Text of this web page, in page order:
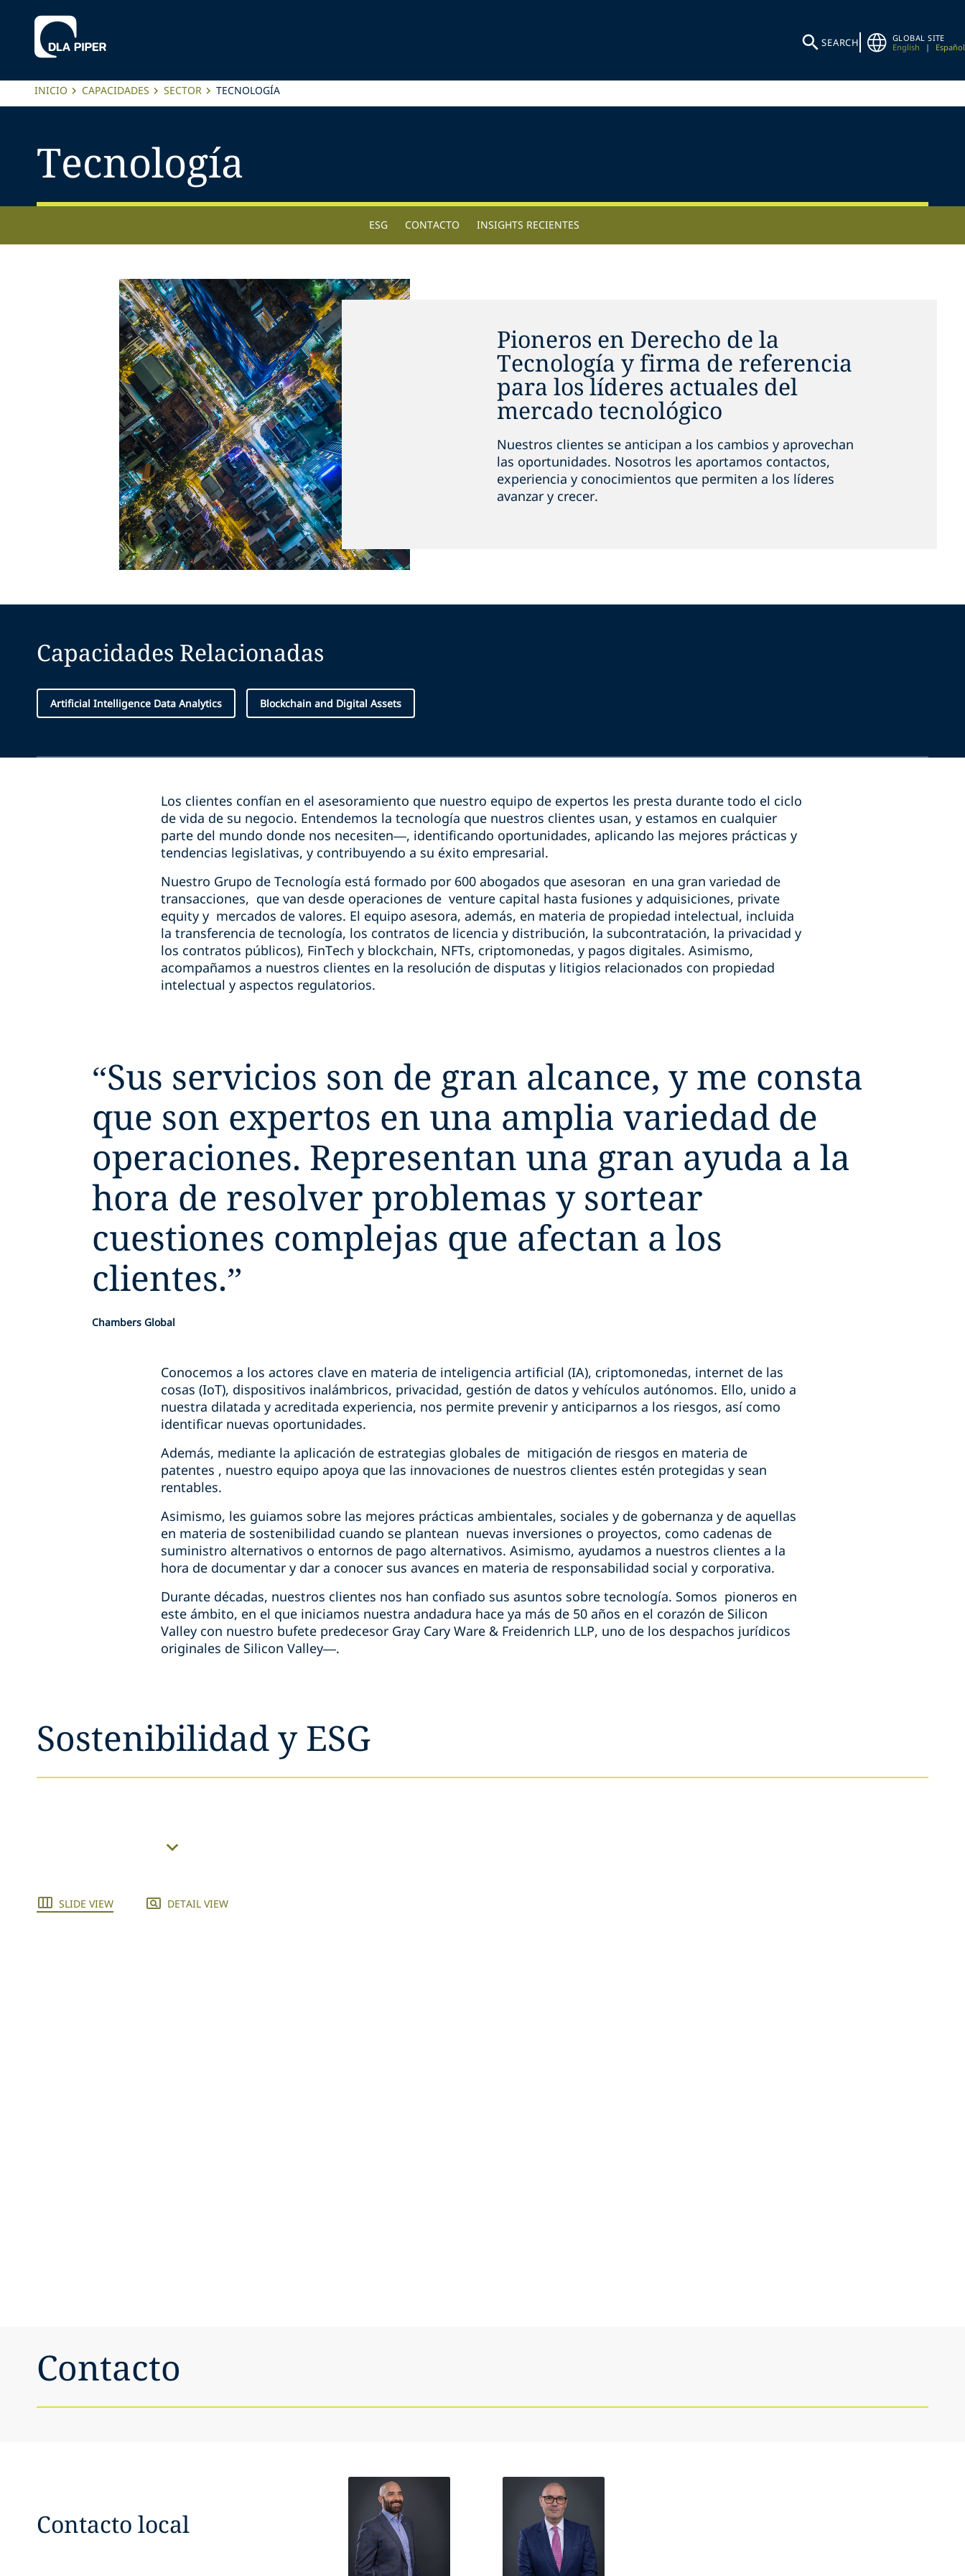
SEARCH
GLOBAL SITE
English
| Español
INICIO CAPACIDADES SECTOR TECNOLOGÍA
Tecnología
ESG CONTACTO INSIGHTS RECIENTES
Pioneros en Derecho de la
Tecnología y firma de referencia
para los líderes actuales del
mercado tecnológico
Nuestros clientes se anticipan a los cambios y aprovechan
las oportunidades. Nosotros les aportamos contactos,
experiencia y conocimientos que permiten a los líderes
avanzar y crecer.
Capacidades Relacionadas
Artificial Intelligence Data Analytics Blockchain and Digital Assets
Los clientes confían en el asesoramiento que nuestro equipo de expertos les presta durante todo el ciclo
de vida de su negocio. Entendemos la tecnología que nuestros clientes usan, y estamos en cualquier
parte del mundo donde nos necesiten—, identificando oportunidades, aplicando las mejores prácticas y
tendencias legislativas, y contribuyendo a su éxito empresarial.
Nuestro Grupo de Tecnología está formado por 600 abogados que asesoran en una gran variedad de
transacciones, que van desde operaciones de venture capital hasta fusiones y adquisiciones, private
equity y mercados de valores. El equipo asesora, además, en materia de propiedad intelectual, incluida
la transferencia de tecnología, los contratos de licencia y distribución, la subcontratación, la privacidad y
los contratos públicos), FinTech y blockchain, NFTs, criptomonedas, y pagos digitales. Asimismo,
acompañamos a nuestros clientes en la resolución de disputas y litigios relacionados con propiedad
intelectual y aspectos regulatorios.
“Sus servicios son de gran alcance, y me consta
que son expertos en una amplia variedad de
operaciones. Representan una gran ayuda a la
hora de resolver problemas y sortear
cuestiones complejas que afectan a los
clientes.”
Chambers Global
Conocemos a los actores clave en materia de inteligencia artificial (IA), criptomonedas, internet de las
cosas (IoT), dispositivos inalámbricos, privacidad, gestión de datos y vehículos autónomos. Ello, unido a
nuestra dilatada y acreditada experiencia, nos permite prevenir y anticiparnos a los riesgos, así como
identificar nuevas oportunidades.
Además, mediante la aplicación de estrategias globales de mitigación de riesgos en materia de
patentes , nuestro equipo apoya que las innovaciones de nuestros clientes estén protegidas y sean
rentables.
Asimismo, les guiamos sobre las mejores prácticas ambientales, sociales y de gobernanza y de aquellas
en materia de sostenibilidad cuando se plantean nuevas inversiones o proyectos, como cadenas de
suministro alternativos o entornos de pago alternativos. Asimismo, ayudamos a nuestros clientes a la
hora de documentar y dar a conocer sus avances en materia de responsabilidad social y corporativa.
Durante décadas, nuestros clientes nos han confiado sus asuntos sobre tecnología. Somos pioneros en
este ámbito, en el que iniciamos nuestra andadura hace ya más de 50 años en el corazón de Silicon
Valley con nuestro bufete predecesor Gray Cary Ware & Freidenrich LLP, uno de los despachos jurídicos
originales de Silicon Valley—.
Sostenibilidad y ESG
SLIDE VIEW DETAIL VIEW
Contacto
Contacto local